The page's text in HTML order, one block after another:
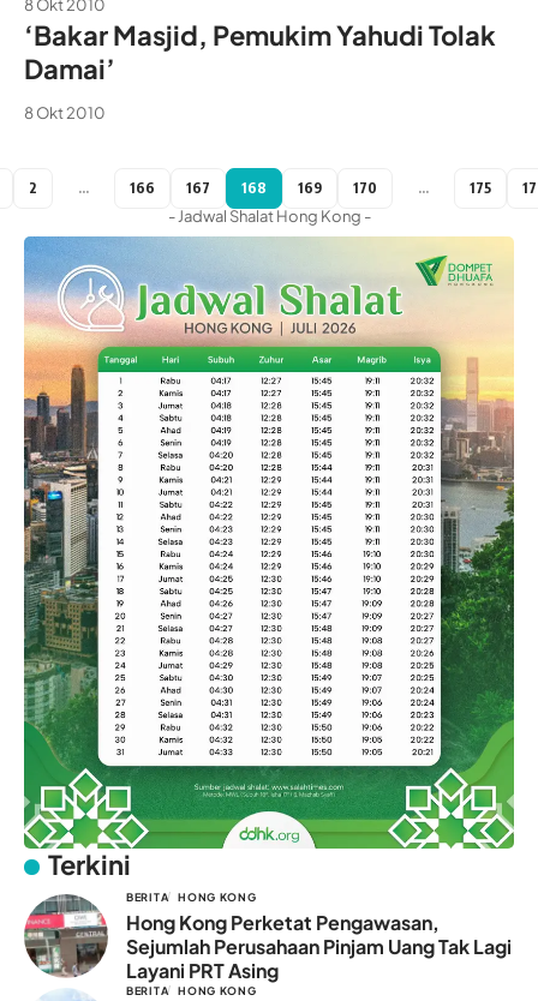
8 Okt 2010
‘Bakar Masjid, Pemukim Yahudi Tolak
Damai’
8 Okt 2010
2 … 166 167 168 169 170 … 175
- Jadwal Shalat Hong Kong -
Terkini
BERITA HONG KONG
Hong Kong Perketat Pengawasan,
Sejumlah Perusahaan Pinjam Uang Tak Lagi
Layani PRT Asing
BERITA HONG KONG